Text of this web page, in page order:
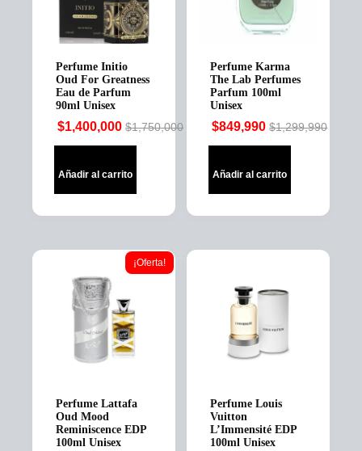
Perfume Initio
Oud For Greatness
Eau de Parfum
90ml Unisex
$1,750,000
Original
was:
$1,400,000
Current
is:
Añadir al carrito
Perfume Karma
The Lab Perfumes
Parfum 100ml
Unisex
$1,299,990
Original
was:
$849,990
Current
is:
Añadir al carrito
¡Oferta!
Perfume Lattafa
Oud Mood
Reminiscence EDP
100ml Unisex
Perfume Louis
Vuitton
L’Immensité EDP
100ml Unisex